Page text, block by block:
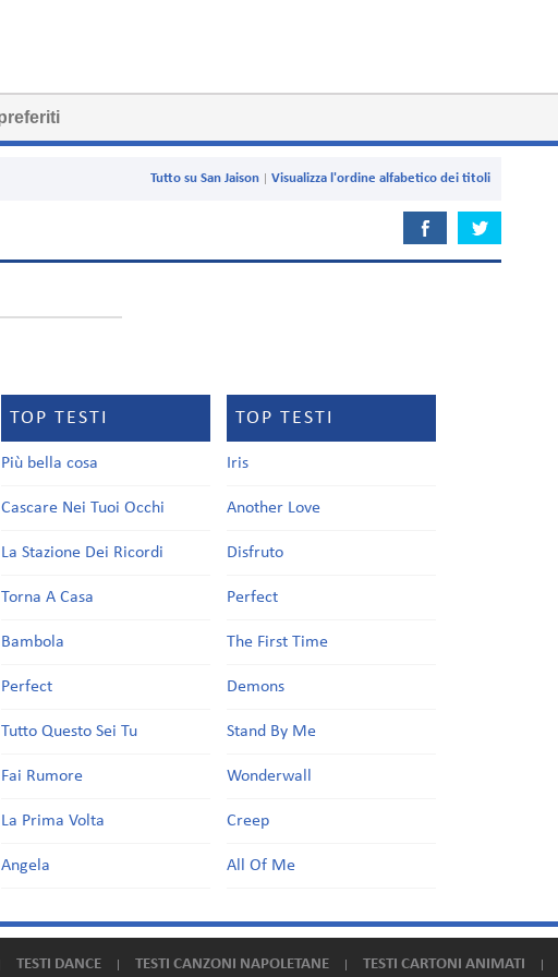
Visualizza l'ordine alfabetico dei titoli
Tutto su San Jaison
TOP TESTI
Più bella cosa
Cascare Nei Tuoi Occhi
La Stazione Dei Ricordi
Torna A Casa
Bambola
Perfect
Tutto Questo Sei Tu
Fai Rumore
La Prima Volta
Angela
TOP TESTI
Iris
Another Love
Disfruto
Perfect
The First Time
Demons
Stand By Me
Wonderwall
Creep
All Of Me
TESTI DANCE TESTI CANZONI NAPOLETANE TESTI CARTONI ANIMATI